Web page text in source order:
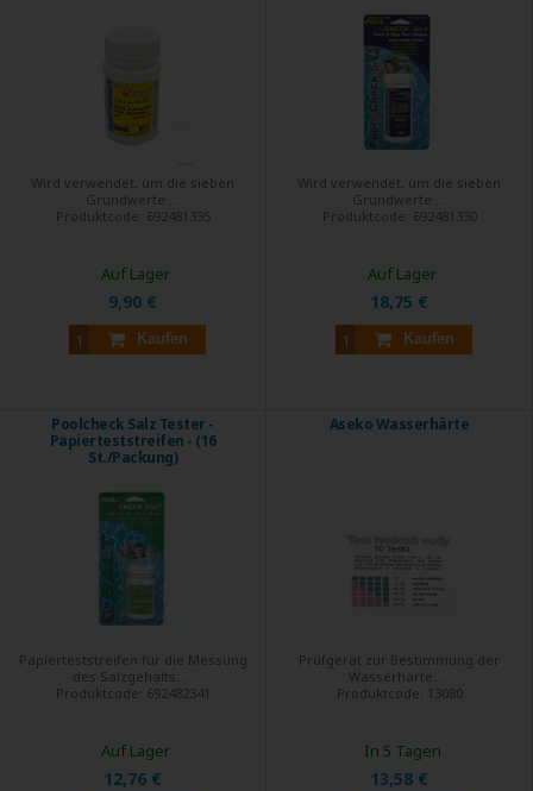
Wird verwendet, um die sieben
Grundwerte ...
Produktcode: 692481335
9,90 €
Kaufen
Auf Lager
Wird verwendet, um die sieben
Grundwerte ...
Produktcode: 692481330
18,75 €
Kaufen
Auf Lager
Poolcheck Salz Tester -
Papierteststreifen - (16
St./Packung)
Papierteststreifen für die Messung
des Salzgehalts. ...
Produktcode: 692482341
12,76 €
Auf Lager
Aseko Wasserhärte
Prüfgerät zur Bestimmung der
Wasserhärte. ...
Produktcode: 13080
13,58 €
In 5 Tagen